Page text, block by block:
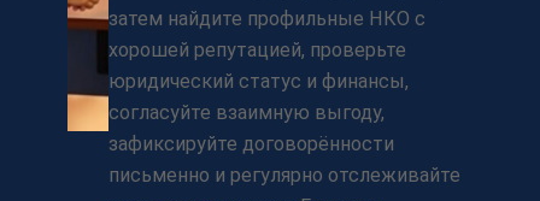
затем найдите профильные НКО с
хорошей репутацией, проверьте
юридический статус и финансы,
согласуйте взаимную выгоду,
зафиксируйте договорённости
письменно и регулярно отслеживайте